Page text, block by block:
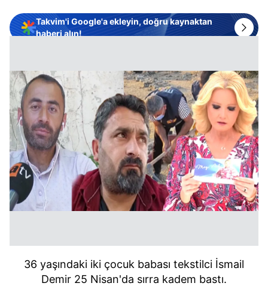
Takvim'i Google'a ekleyin, doğru kaynaktan
haberi alın!
36 yaşındaki iki çocuk babası tekstilci İsmail
Demir 25 Nisan'da sırra kadem bastı.